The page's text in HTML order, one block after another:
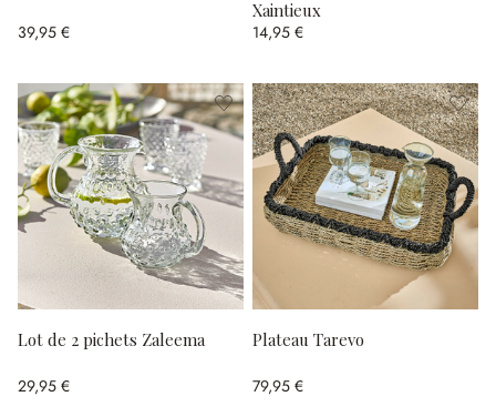
39,95 €
Xaintieux
14,95 €
Lot de 2 pichets Zaleema
29,95 €
Plateau Tarevo
79,95 €